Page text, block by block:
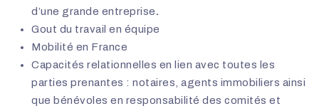
d’une grande entreprise.
Gout du travail en équipe
Mobilité en France
Capacités relationnelles en lien avec toutes les
parties prenantes : notaires, agents immobiliers ainsi
que bénévoles en responsabilité des comités et